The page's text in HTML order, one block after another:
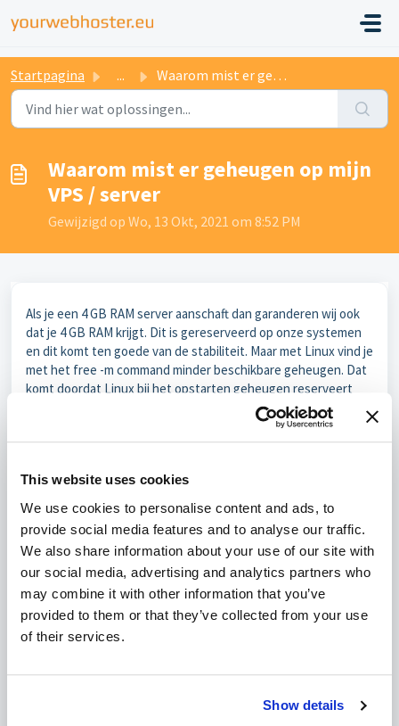
This website uses cookies
We use cookies to personalise content and ads, to
provide social media features and to analyse our traffic.
We also share information about your use of our site with
our social media, advertising and analytics partners who
may combine it with other information that you’ve
provided to them or that they’ve collected from your use
of their services.
Show details
Startpagina ... Waarom mist er geheugen op mijn VPS / server
Waarom mist er geheugen op mijn
VPS / server
Gewijzigd op Wo, 13 Okt, 2021 om 8:52 PM
Als je een 4 GB RAM server aanschaft dan garanderen wij ook
dat je 4 GB RAM krijgt. Dit is gereserveerd op onze systemen
en dit komt ten goede van de stabiliteit. Maar met Linux vind je
met het free -m command minder beschikbare geheugen. Dat
komt doordat Linux bij het opstarten geheugen reserveert
voor de basistaken zoals de kernel en crashkernel.
Dat betekend als je 4 GB RAM hebt dat je dus minder zal terug
vinden op je server. Met de volgende commando kan je
wordt gevonden:
Als je wilt zien hoeveel geheugen op je server is aangetroffen
dan kan je de volgende commando gebruiken:
dmesg | grep 'total RAM'
Was dit artikel nuttig?